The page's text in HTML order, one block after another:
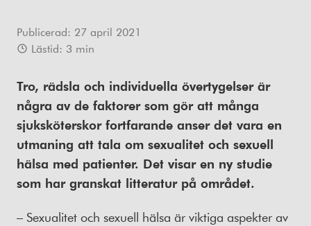
Publicerad: 27 april 2021
Lästid: 3 min
Tro, rädsla och individuella övertygelser är
några av de faktorer som gör att många
sjuksköterskor fortfarande anser det vara en
utmaning att tala om sexualitet och sexuell
hälsa med patienter. Det visar en ny studie
som har granskat litteratur på området.
– Sexualitet och sexuell hälsa är viktiga aspekter av